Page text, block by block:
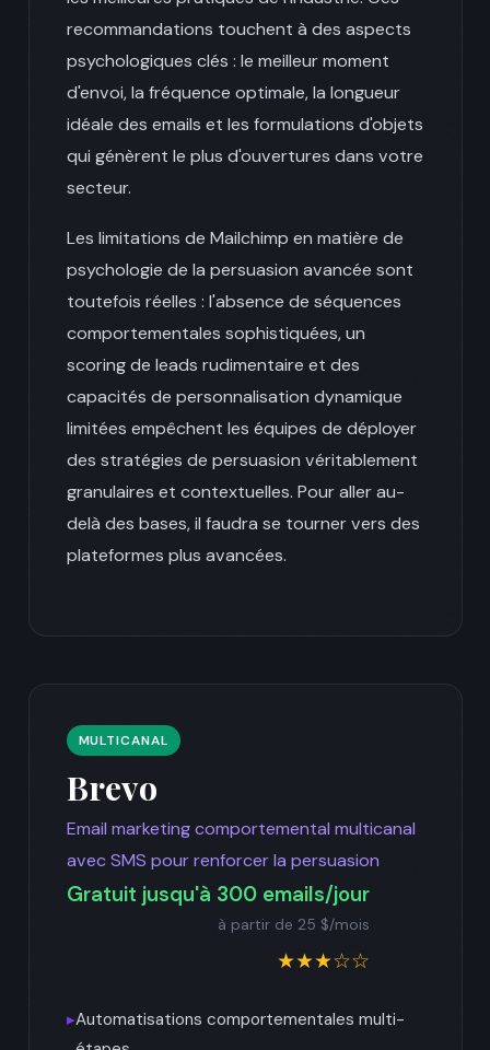
recommandations touchent à des aspects
psychologiques clés : le meilleur moment
d'envoi, la fréquence optimale, la longueur
idéale des emails et les formulations d'objets
qui génèrent le plus d'ouvertures dans votre
secteur.
Les limitations de Mailchimp en matière de
psychologie de la persuasion avancée sont
toutefois réelles : l'absence de séquences
comportementales sophistiquées, un
scoring de leads rudimentaire et des
capacités de personnalisation dynamique
limitées empêchent les équipes de déployer
des stratégies de persuasion véritablement
granulaires et contextuelles. Pour aller au-
delà des bases, il faudra se tourner vers des
plateformes plus avancées.
MULTICANAL
Brevo
Email marketing comportemental multicanal
avec SMS pour renforcer la persuasion
Gratuit jusqu'à 300 emails/jour
à partir de 25 $/mois
★★★☆☆
▸Automatisations comportementales multi-